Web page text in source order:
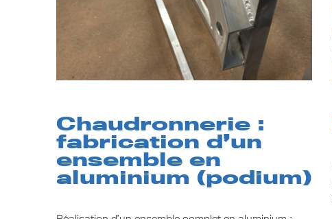
Chaudronnerie :
fabrication d’un
ensemble en
aluminium (podium)